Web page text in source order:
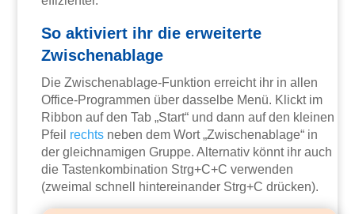
So aktiviert ihr die erweiterte
Zwischenablage
Die Zwischenablage-Funktion erreicht ihr in allen
Office-Programmen über dasselbe Menü. Klickt im
Ribbon auf den Tab „Start“ und dann auf den kleinen
Pfeil rechts neben dem Wort „Zwischenablage“ in
der gleichnamigen Gruppe. Alternativ könnt ihr auch
die Tastenkombination Strg+C+C verwenden
(zweimal schnell hintereinander Strg+C drücken).